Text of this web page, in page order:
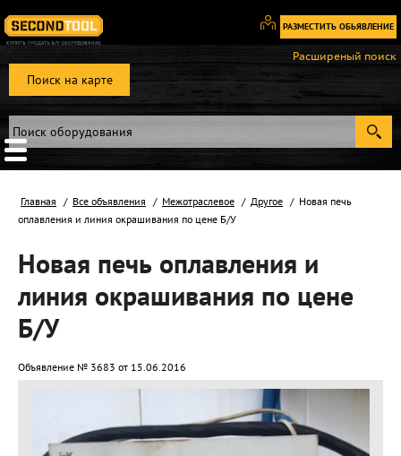
РАЗМЕСТИТЬ ОБЬЯВЛЕНИЕ
Вход
Регистрация
Поиск на карте
Расширеный поиск
Главная Все объявления Межотраслевое Другое
Новая печь
оплавления и линия окрашивания по цене Б/У
Новая печь оплавления и
линия окрашивания по цене
Б/У
Объявление № 3683 от 15.06.2016